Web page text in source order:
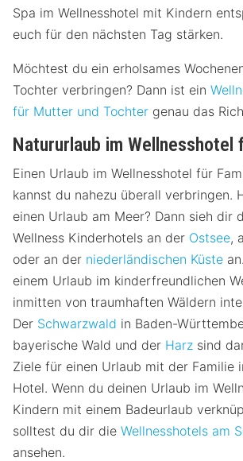
Spa im Wellnesshotel mit Kindern
euch für den nächsten Tag stärken.
Möchtest du ein erholsames
Tochter verbringen? Dann ist ein
für Mutter und Tochter genau das
Natururlaub im Wellnesshotel
Einen Urlaub im Wellnesshotel für
kannst du nahezu überall verbringen.
einen Urlaub am Meer? Dann sieh dir
Wellness Kinderhotels an der Ostsee,
oder an der niederländischen Küste
einem Urlaub im kinderfreundlichen
inmitten von traumhaften Wäldern
Der Schwarzwald in Baden-
bayerische Wald und der Harz sind
Ziele für einen Urlaub mit der Familie
Hotel. Wenn du deinen Urlaub im
Kindern mit einem Badeurlaub
solltest du dir die Wellnesshotels am
ansehen.